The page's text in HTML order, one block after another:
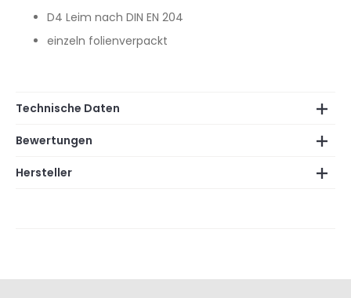
D4 Leim nach DIN EN 204
einzeln folienverpackt
Technische Daten
Bewertungen
Hersteller